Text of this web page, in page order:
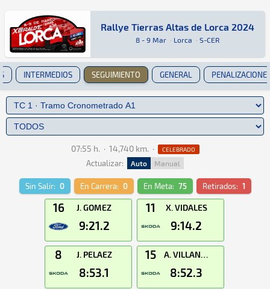
Rallye Tierras Altas de Lorca 2024
Rallye Tierras Altas de Lorca 2024
8 - 9 Mar · Lorca · S-CER
Tierra · Rallye Tierras Altas de Lorca 2024
Lorca
INTERMEDIOS SEGUIMIENTO GENERAL
07:55 h. · 14,740 km. · CELEBRADO
Actualizar: Auto Manual
Sin Salir: 0 En Carrera: 0 En Meta: 75 Retirados: 1
16 J. GOMEZ
9:21.2
11 X. VIDALES
9:14.2
8 J. PELAEZ
8:53.1
15 A. VILLANUEVA
8:52.3